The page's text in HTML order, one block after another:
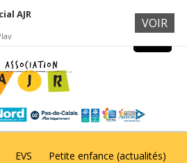
EVS Petite enfance (actualités)
AJR
VOIR